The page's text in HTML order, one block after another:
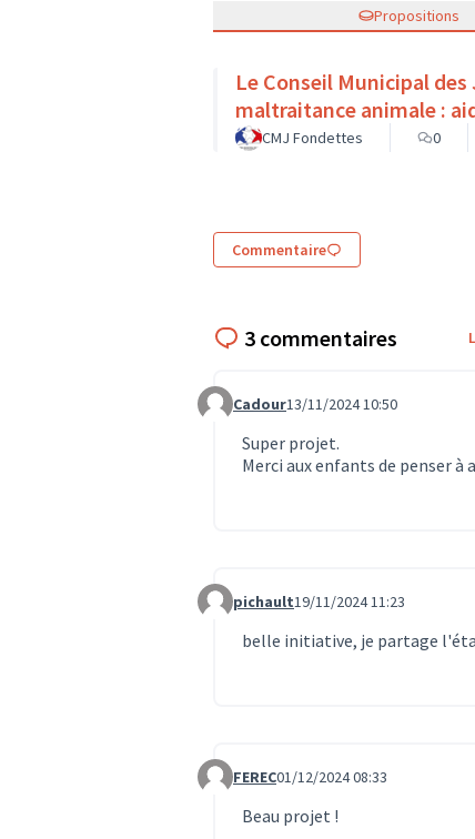
Propositions
Le Conseil Municipal
maltraitance animale :
CMJ Fondettes 0
Commentaire
3 commentaires
Commentaire 1154
Cadour13/11/2024 10:50
Super projet.
Merci aux enfants de penser
Commentaire 1245
pichault19/11/2024 11:23
belle initiative, je partage
Commentaire 1504
FEREC01/12/2024 08:33
Beau projet !